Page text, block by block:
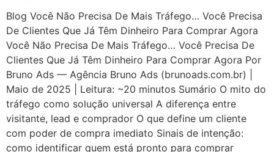
Blog Você Não Precisa De Mais Tráfego… Você Precisa
De Clientes Que Já Têm Dinheiro Para Comprar Agora
Você Não Precisa De Mais Tráfego… Você Precisa De
Clientes Que Já Têm Dinheiro Para Comprar Agora Por
Bruno Ads — Agência Bruno Ads (brunoads.com.br) |
Maio de 2025 | Leitura: ~20 minutos Sumário O mito do
tráfego como solução universal A diferença entre
visitante, lead e comprador O que define um cliente
com poder de compra imediato Sinais de intenção:
como identificar quem está pronto para comprar